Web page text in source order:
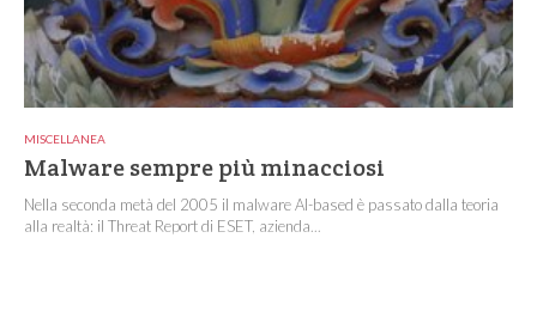
MISCELLANEA
Malware sempre più minacciosi
Nella seconda metà del 2005 il malware AI-based è passato dalla teoria
alla realtà: il Threat Report di ESET, azienda...